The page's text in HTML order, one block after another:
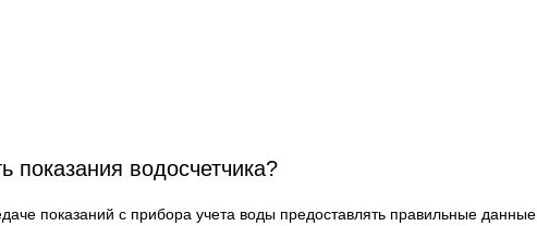
показания водосчетчика?
показаний с прибора учета воды предоставлять правильные данные.